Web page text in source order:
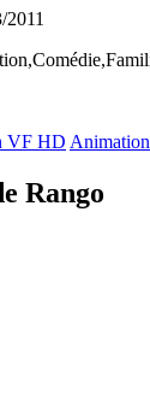
2011
VF HD Animation
Rango